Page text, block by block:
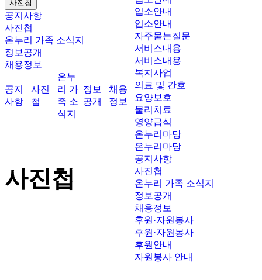
입소안내
입소안내
자주묻는질문
서비스내용
서비스내용
복지사업
의료 및 간호
요양보호
물리치료
영양급식
온누리마당
온누리마당
공지사항
사진첩
온누리 가족 소식지
정보공개
채용정보
후원·자원봉사
후원·자원봉사
후원안내
자원봉사 안내
사진첩
공지사항
사진첩
온누리 가족 소식지
정보공개
채용정보
공지
사항
사진
첩
온누
리 가
족 소
식지
정보
공개
채용
정보
사진첩